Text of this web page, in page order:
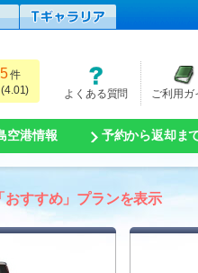
件
(4.01) よくある質問 ご利用ガ
空港情報 予約から返却ま
おすすめ」プランを表示